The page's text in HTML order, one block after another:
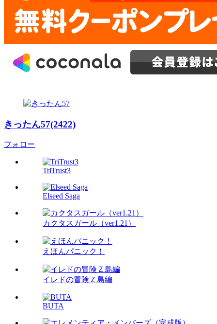
きったん57(2422)
フォロー
TriTrust3
Elseed Saga
カクタスガール（ver1.21）
えほんパニック！
イレドの冒険Ｚ島編
BUTA